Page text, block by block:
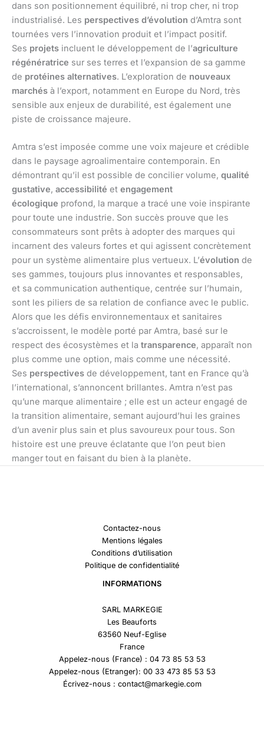
dans son positionnement équilibré, ni trop cher, ni trop
industrialisé. Les perspectives d’évolution d’Amtra sont
tournées vers l’innovation produit et l’impact positif.
Ses projets incluent le développement de l’agriculture
régénératrice sur ses terres et l’expansion de sa gamme
de protéines alternatives. L’exploration de nouveaux
marchés à l’export, notamment en Europe du Nord, très
sensible aux enjeux de durabilité, est également une
piste de croissance majeure.
Amtra s’est imposée comme une voix majeure et crédible
dans le paysage agroalimentaire contemporain. En
démontrant qu’il est possible de concilier volume, qualité
gustative, accessibilité et engagement
écologique profond, la marque a tracé une voie inspirante
pour toute une industrie. Son succès prouve que les
consommateurs sont prêts à adopter des marques qui
incarnent des valeurs fortes et qui agissent concrètement
pour un système alimentaire plus vertueux. L’évolution de
ses gammes, toujours plus innovantes et responsables,
et sa communication authentique, centrée sur l’humain,
sont les piliers de sa relation de confiance avec le public.
Alors que les défis environnementaux et sanitaires
s’accroissent, le modèle porté par Amtra, basé sur le
respect des écosystèmes et la transparence, apparaît non
plus comme une option, mais comme une nécessité.
Ses perspectives de développement, tant en France qu’à
l’international, s’annoncent brillantes. Amtra n’est pas
qu’une marque alimentaire ; elle est un acteur engagé de
la transition alimentaire, semant aujourd’hui les graines
d’un avenir plus sain et plus savoureux pour tous. Son
histoire est une preuve éclatante que l’on peut bien
manger tout en faisant du bien à la planète.
Contactez-nous
Mentions légales
Conditions d’utilisation
Politique de confidentialité
INFORMATIONS
SARL MARKEGIE
Les Beauforts
63560 Neuf-Eglise
France
Appelez-nous (France) : 04 73 85 53 53
Appelez-nous (Etranger): 00 33 473 85 53 53
Écrivez-nous : contact@markegie.com